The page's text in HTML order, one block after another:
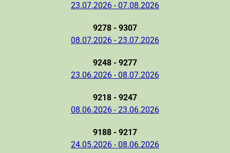
23.07.2026 - 07.08.2026
9278 - 9307
08.07.2026 - 23.07.2026
9248 - 9277
23.06.2026 - 08.07.2026
9218 - 9247
08.06.2026 - 23.06.2026
9188 - 9217
24.05.2026 - 08.06.2026